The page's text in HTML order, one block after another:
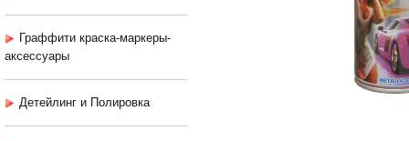
Граффити краска-маркеры-
аксессуары
Детейлинг и Полировка